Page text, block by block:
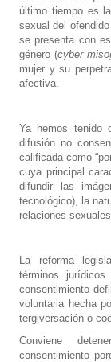
último tiempo es
sexual del
se presenta con
género (cyber
mujer y su
afectiva.
Ya hemos tenido
difusión no
calificada como
cuya principal
difundir las
tecnológico), la
relaciones
La reforma
términos
consentimiento
voluntaria hecha
tergiversación o
Conviene
consentimiento